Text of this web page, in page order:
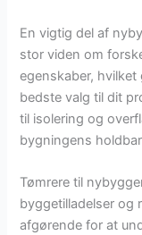
En vigtig del af
stor viden om
egenskaber,
bedste valg til dit
til isolering og
bygningens
Tømrere til
byggetilladelser og
afgørende for at